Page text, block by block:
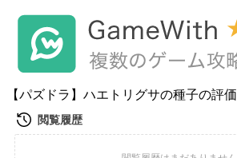
【パズドラ】ハエトリグサの種子の評価